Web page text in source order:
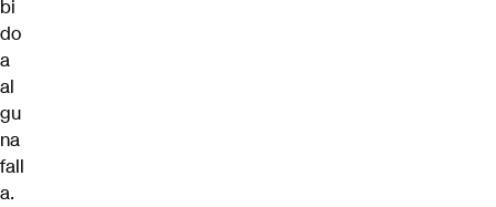
bi
do
a
al
gu
na
fall
a.